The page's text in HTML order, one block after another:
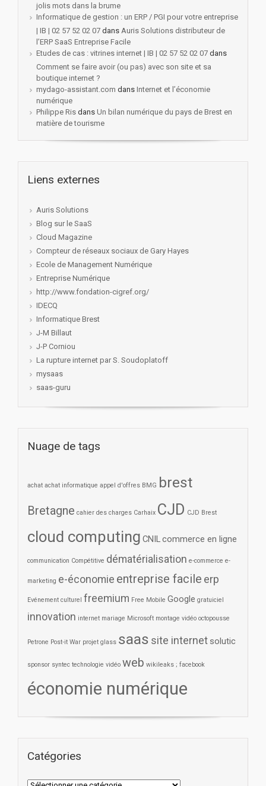
jolis mots dans la brume
Informatique de gestion : un ERP / PGI pour votre entreprise
| IB | 02 57 52 02 07 dans Auris Solutions distributeur de
l’ERP SaaS Entreprise Facile
Etudes de cas : vitrines internet | IB | 02 57 52 02 07 dans
Comment se faire avoir (ou pas) avec son site et sa
boutique internet ?
mydago-assistant.com dans Internet et l’économie
numérique
Philippe Ris dans Un bilan numérique du pays de Brest en
matière de tourisme
Liens externes
Auris Solutions
Blog sur le SaaS
Cloud Magazine
Compteur de réseaux sociaux de Gary Hayes
Ecole de Management Numérique
Entreprise Numérique
http://www.fondation-cigref.org/
IDECQ
Informatique Brest
J-M Billaut
J-P Corniou
La rupture internet par S. Soudoplatoff
mysaas
saas-guru
Nuage de tags
achat achat informatique appel d'offres BMG brest
Bretagne cahier des charges Carhaix CJD CJD Brest
cloud computing CNILcommerce en ligne
communication Compétitive dématérialisation e-commerce e-
marketing e-économie entreprise facile erp
Evénement culturel freemium Free Mobile Google gratuiciel
innovation internet mariage Microsoft montage vidéo octopousse
Petrone Post-it War projet glass saas site internet solutic
sponsor syntec technologie vidéo web wikileaks ; facebook
économie numérique
Catégories